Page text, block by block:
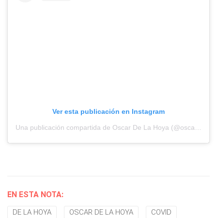
Ver esta publicación en Instagram
EN ESTA NOTA:
DE LA HOYA OSCAR DE LA HOYA COVID